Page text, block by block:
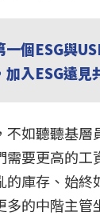
個ESG與
加入ESG遠
不如聽聽基層
需要更高的工
的庫存、始終
的中階主管